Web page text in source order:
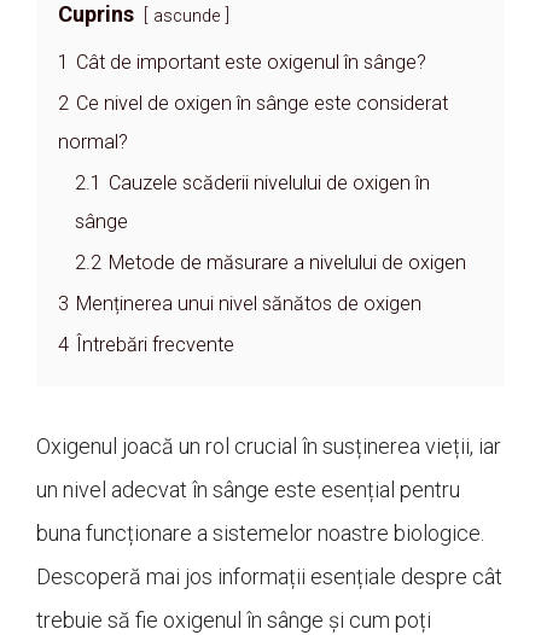
Cuprins ascunde
1 Cât de important este oxigenul în sânge?
2 Ce nivel de oxigen în sânge este considerat
normal?
2.1 Cauzele scăderii nivelului de oxigen în
sânge
2.2 Metode de măsurare a nivelului de oxigen
3 Menținerea unui nivel sănătos de oxigen
4
Întrebări frecvente
Oxigenul joacă un rol crucial în susținerea vieții, iar
un nivel adecvat în sânge este esențial pentru
buna funcționare a sistemelor noastre biologice.
Descoperă mai jos informații esențiale despre cât
trebuie să fie oxigenul în sânge și cum poți